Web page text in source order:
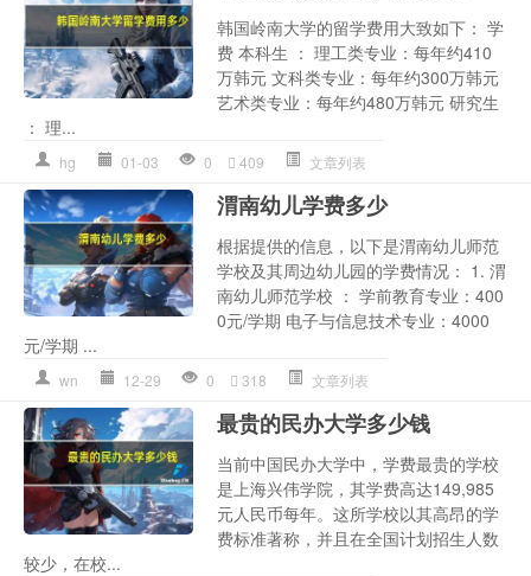
韩国岭南大学的留学费用大致如下： 学
费 本科生 ： 理工类专业：每年约410
万韩元 文科类专业：每年约300万韩元
艺术类专业：每年约480万韩元 研究生
： 理...
hg 01-03 0 409 文章列表
渭南幼儿学费多少
根据提供的信息，以下是渭南幼儿师范
学校及其周边幼儿园的学费情况： 1. 渭
南幼儿师范学校 ： 学前教育专业：400
0元/学期 电子与信息技术专业：4000
元/学期 ...
wn 12-29 0 318 文章列表
最贵的民办大学多少钱
当前中国民办大学中，学费最贵的学校
是上海兴伟学院，其学费高达149,985
元人民币每年。这所学校以其高昂的学
费标准著称，并且在全国计划招生人数
较少，在校...